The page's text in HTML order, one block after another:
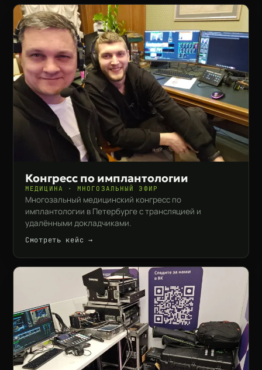
Конгресс по имплантологии
МЕДИЦИНА · МНОГОЗАЛЬНЫЙ ЭФИР
Многозальный медицинский конгресс по
имплантологии в Петербурге с трансляцией и
удалёнными докладчиками.
Смотреть кейс →